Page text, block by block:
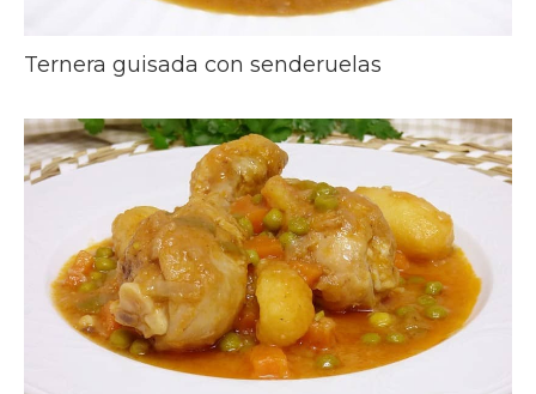
Ternera guisada con senderuelas